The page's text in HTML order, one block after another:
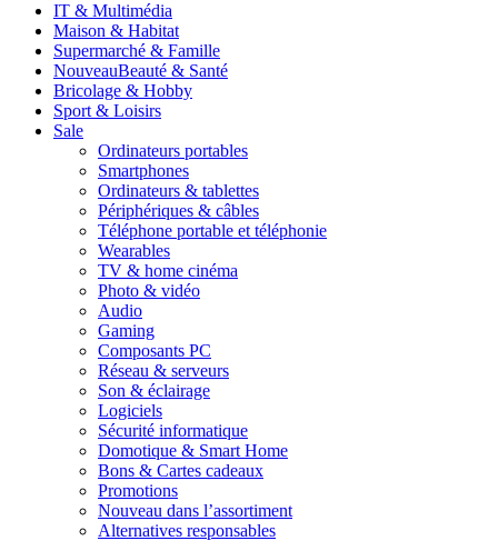
IT & Multimédia
Maison & Habitat
Supermarché & Famille
NouveauBeauté & Santé
Bricolage & Hobby
Sport & Loisirs
Sale
Ordinateurs portables
Smartphones
Ordinateurs & tablettes
Périphériques & câbles
Téléphone portable et téléphonie
Wearables
TV & home cinéma
Photo & vidéo
Audio
Gaming
Composants PC
Réseau & serveurs
Son & éclairage
Logiciels
Sécurité informatique
Domotique & Smart Home
Bons & Cartes cadeaux
Promotions
Nouveau dans l’assortiment
Alternatives responsables